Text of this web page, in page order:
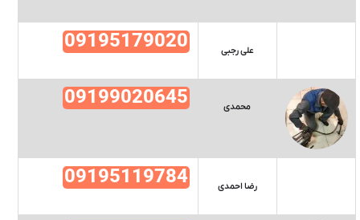
علی رجبی 09195179020
محمدی 09199020645
رضا احمدی 09195119784